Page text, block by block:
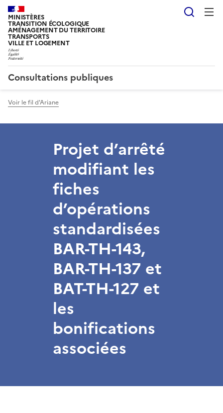
MINISTÈRES
TRANSITION ÉCOLOGIQUE
AMÉNAGEMENT DU TERRITOIRE
TRANSPORTS
VILLE ET LOGEMENT
Consultations publiques
Voir le fil d'Ariane
Projet d’arrêté
modifiant les
fiches
d’opérations
standardisées
BAR-TH-143,
BAR-TH-137 et
BAT-TH-127 et
les
bonifications
associées